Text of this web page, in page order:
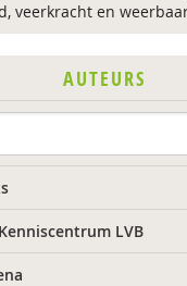
veerkracht en
AUTEURS
LVB